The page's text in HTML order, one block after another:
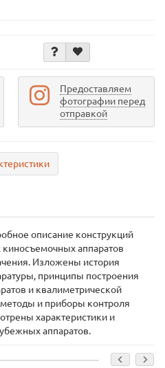
Предоставляем
фотографии перед
отправкой
описание конструкций
аппаратов
Изложены история
принципы построения
и квалиметрической
и приборы контроля
характеристики и
аппаратов.